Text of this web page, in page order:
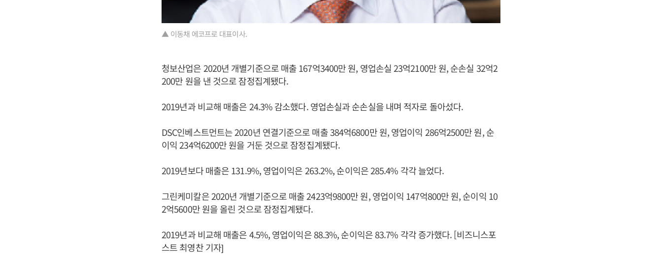
▲ 이동채 에코프로 대표이사.
청보산업은 2020년 개별기준으로 매출 167억3400만 원, 영업손실 23억2100만 원, 순손실 32억2
200만 원을 낸 것으로 잠정집계됐다.
2019년과 비교해 매출은 24.3% 감소했다. 영업손실과 순손실을 내며 적자로 돌아섰다.
DSC인베스트먼트는 2020년 연결기준으로 매출 384억6800만 원, 영업이익 286억2500만 원, 순
이익 234억6200만 원을 거둔 것으로 잠정집계됐다.
2019년보다 매출은 131.9%, 영업이익은 263.2%, 순이익은 285.4% 각각 늘었다.
그린케미칼은 2020년 개별기준으로 매출 2423억9800만 원, 영업이익 147억800만 원, 순이익 10
2억5600만 원을 올린 것으로 잠정집계됐다.
2019년과 비교해 매출은 4.5%, 영업이익은 88.3%, 순이익은 83.7% 각각 증가했다. [비즈니스포
스트 최영찬 기자]